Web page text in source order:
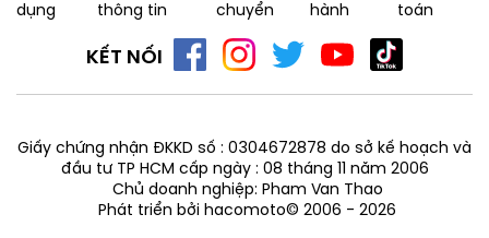
dụng
thông tin
chuyển
hành
toán
KẾT NỐI
Giấy chứng nhận ĐKKD số : 0304672878 do sở kế hoạch và
đầu tư TP HCM cấp ngày : 08 tháng 11 năm 2006
Chủ doanh nghiệp: Pham Van Thao
Phát triển bởi hacomoto© 2006 - 2026